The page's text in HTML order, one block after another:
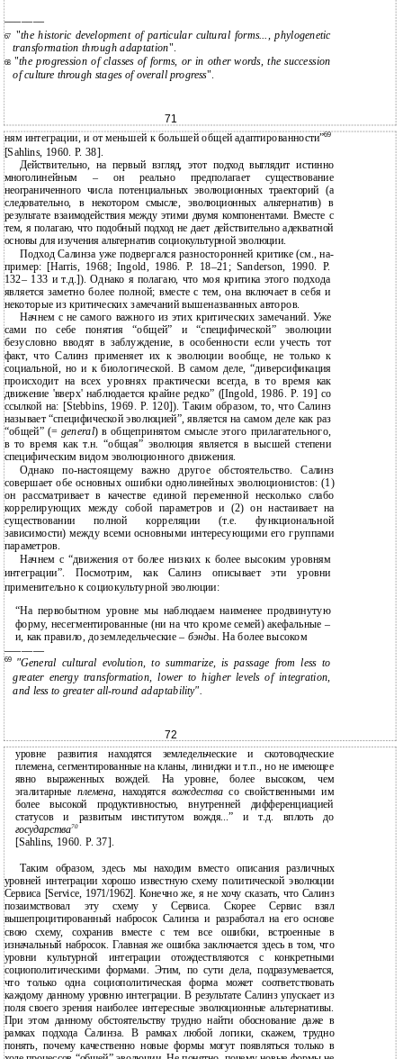
———————
67 "the historic development of particular cultural forms..., phylogenetic
transformation through adaptation".
68 "the progression of classes of forms, or in other words, the succession
of culture through stages of overall progress".
71
ням интеграции, и от меньшей к большей общей адаптированности”69
[Sahlins, 1960. P. 38].
Действительно, на первый взгляд, этот подход выглядит истинно
многолинейным – он реально предполагает существование
неограниченного числа потенциальных эволюционных траекторий (а
следовательно, в некотором смысле, эволюционных альтернатив) в
результате взаимодействия между этими двумя компонентами. Вместе с
тем, я полагаю, что подобный подход не дает действительно адекватной
основы для изучения альтернатив социокультурной эволюции.
Подход Салинза уже подвергался разносторонней критике (см., на-
пример: [Harris, 1968; Ingold, 1986. P. 18–21; Sanderson, 1990. P.
132– 133 и т.д.]). Однако я полагаю, что моя критика этого подхода
является заметно более полной; вместе с тем, она включает в себя и
некоторые из критических замечаний вышеназванных авторов.
Начнем с не самого важного из этих критических замечаний. Уже
сами по себе понятия “общей” и “специфической” эволюции
безусловно вводят в заблуждение, в особенности если учесть тот
факт, что Салинз применяет их к эволюции вообще, не только к
социальной, но и к биологической. В самом деле, “диверсификация
происходит на всех уровнях практически всегда, в то время как
движение 'вверх' наблюдается крайне редко” ([Ingold, 1986. P. 19] со
ссылкой на: [Stebbins, 1969. P. 120]). Таким образом, то, что Салинз
называет “специфической эволюцией”, является на самом деле как раз
“общей” (= general) в общепринятом смысле этого прилагательного,
в то время как т.н. “общая” эволюция является в высшей степени
специфическим видом эволюционного движения.
Однако по-настоящему важно другое обстоятельство. Салинз
совершает обе основных ошибки однолинейных эволюционистов: (1)
он рассматривает в качестве единой переменной несколько слабо
коррелирующих между собой параметров и (2) он настаивает на
существовании полной корреляции (т.е. функциональной
зависимости) между всеми основными интересующими его группами
параметров.
Начнем с “движения от более низких к более высоким уровням
интеграции”. Посмотрим, как Салинз описывает эти уровни
применительно к социокультурной эволюции:
“На первобытном уровне мы наблюдаем наименее продвинутую
форму, несегментированные (ни на что кроме семей) акефальные –
и, как правило, доземледельческие – бэнды.На более высоком
———————
69
"General cultural evolution, to summarize, is passage from less to
greater energy transformation, lower to higher levels of integration,
and less to greater all-round adaptability".
72
уровне развития находятся земледельческие и скотоводческие
племена, сегментированные на кланы, линиджи и т.п., но не имеющее
явно выраженных вождей. На уровне, более высоком, чем
эгалитарные племена, находятся вождествасо свойственными им
более высокой продуктивностью, внутренней дифференциацией
статусов и развитым институтом вождя...” и т.д. вплоть до
государства70
[Sahlins, 1960. P. 37].
Таким образом, здесь мы находим вместо описания различных
уровней интеграции хорошо известную схему политической эволюции
Сервиса [Service, 1971/1962]. Конечно же, я не хочу сказать, что Салинз
позаимствовал эту схему у Сервиса. Скорее Сервис взял
вышепроцитированный набросок Салинза и разработал на его основе
свою схему, сохранив вместе с тем все ошибки, встроенные в
изначальный набросок. Главная же ошибка заключается здесь в том, что
уровни культурной интеграции отождествляются с конкретными
социополитическими формами. Этим, по сути дела, подразумевается,
что только одна социополитическая форма может соответствовать
каждому данному уровню интеграции. В результате Салинз упускает из
поля своего зрения наиболее интересные эволюционные альтернативы.
При этом данному обстоятельству трудно найти обоснование даже в
рамках подхода Салинза. В рамках любой логики, скажем, трудно
понять, почему качественно новые формы могут появляться только в